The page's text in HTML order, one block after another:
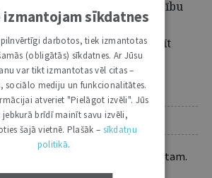
atbilstoši Rietumu tiesību
jau ir kļuvusi par
nepieprasa atsevišķi izdalīt
piemērošanas procesā.
“JURISTA VĀRDA” ABONENTIEM
tālāk, Tev jābūt žurnāla abonentam.
lūdzam autorizēties:
izmantojam sīkdatnes
darbotos, tiek izmantotas
(obligātās) sīkdatnes. Ar Jūsu
var tikt izmantotas vēl citas –
sociālo mediju un funkcionalitātes.
atveriet "Pielāgot izvēli". Jūs
jebkurā brīdī mainīt savu izvēli,
šajā vietnē. Plašāk – sīkdatņu
politikā.